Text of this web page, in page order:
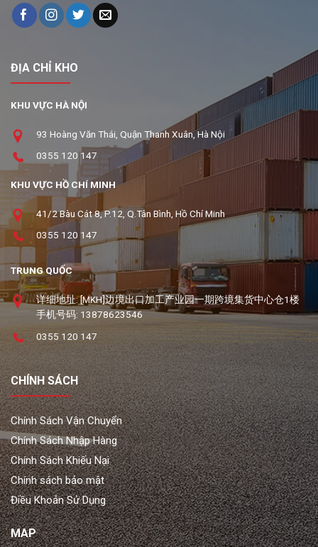
ĐỊA CHỈ KHO
KHU VỰC HÀ NỘI
93 Hoàng Văn Thái, Quận Thanh Xuân, Hà Nội
0355 120 147
KHU VỰC HỒ CHÍ MINH
41/2 Bàu Cát 8, P.12, Q.Tân Bình, Hồ Chí Minh
0355 120 147
TRUNG QUỐC
详细地址: [MKH]边境出口加工产业园一期跨境集货中心仓1楼
手机号码: 13878623546
0355 120 147
CHÍNH SÁCH
Chính Sách Vận Chuyển
Chính Sách Nhập Hàng
Chính Sách Khiếu Nại
Chính sách bảo mật
Điều Khoản Sử Dụng
MAP